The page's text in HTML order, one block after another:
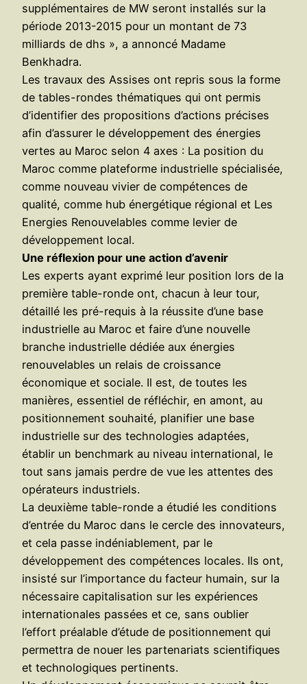
supplémentaires de MW seront installés sur la
période 2013-2015 pour un montant de 73
milliards de dhs », a annoncé Madame
Benkhadra.
Les travaux des Assises ont repris sous la forme
de tables-rondes thématiques qui ont permis
d’identifier des propositions d’actions précises
afin d’assurer le développement des énergies
vertes au Maroc selon 4 axes : La position du
Maroc comme plateforme industrielle spécialisée,
comme nouveau vivier de compétences de
qualité, comme hub énergétique régional et Les
Energies Renouvelables comme levier de
développement local.
Une réflexion pour une action d’avenir
Les experts ayant exprimé leur position lors de la
première table-ronde ont, chacun à leur tour,
détaillé les pré-requis à la réussite d’une base
industrielle au Maroc et faire d’une nouvelle
branche industrielle dédiée aux énergies
renouvelables un relais de croissance
économique et sociale. Il est, de toutes les
manières, essentiel de réfléchir, en amont, au
positionnement souhaité, planifier une base
industrielle sur des technologies adaptées,
établir un benchmark au niveau international, le
tout sans jamais perdre de vue les attentes des
opérateurs industriels.
La deuxième table-ronde a étudié les conditions
d’entrée du Maroc dans le cercle des innovateurs,
et cela passe indéniablement, par le
développement des compétences locales. Ils ont,
insisté sur l’importance du facteur humain, sur la
nécessaire capitalisation sur les expériences
internationales passées et ce, sans oublier
l’effort préalable d’étude de positionnement qui
permettra de nouer les partenariats scientifiques
et technologiques pertinents.